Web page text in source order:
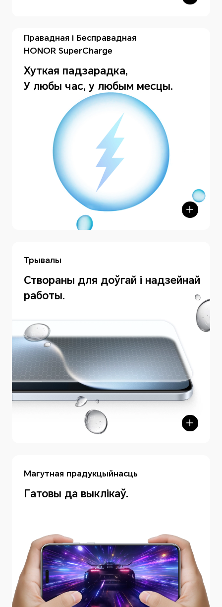
Правадная і Бесправадная
HONOR SuperCharge
Хуткая падзарадкa,
У любы час, у любым месцы.
Трывалы
Створаны для доўгай і надзейнай
работы.
Магутная прадукцыйнасць
Гатовы да выклікаў.